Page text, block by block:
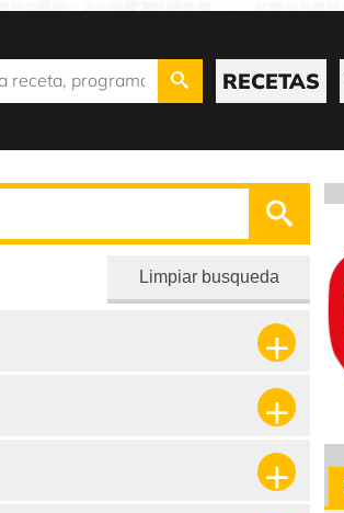
RECETAS
Limpiar busqueda